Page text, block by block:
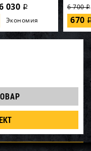
030 i
Экономия
6 700i
670